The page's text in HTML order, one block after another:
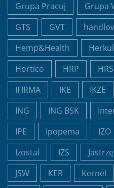
Grupa Pracuj
Grupa
GTS
GVT
Hemp&Health
Hortico
HRP HRS
IFIRMA
IKE IKZE
ING
ING BSK
IPE
Ipopema IZO
Izostal
IZS
JSW
KER Kernel